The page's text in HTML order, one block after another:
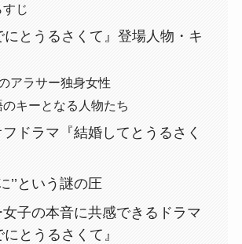
じ
にとうるさくて』登場人物・キ
アラサー独身女性
のキーとなる人物たち
ドラマ『結婚してとうるさく
’’という謎の圧
子の本音に共感できるドラマ
にとうるさくて』